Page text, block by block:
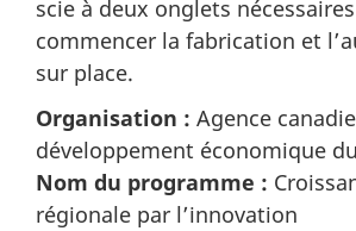
scie à deux onglets
commencer la fabrication et
sur place.
Organisation : Agence
développement économique
Nom du programme :
régionale par l’innovation